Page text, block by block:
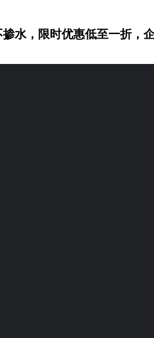
掺水，限时优惠低至一折，